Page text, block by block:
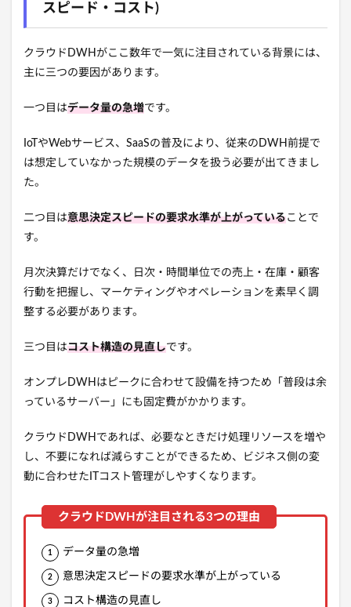
スピード・コスト)
クラウドDWHがここ数年で一気に注目されている背景には、
主に三つの要因があります。
一つ目はデータ量の急増です。
IoTやWebサービス、SaaSの普及により、従来のDWH前提で
は想定していなかった規模のデータを扱う必要が出てきまし
た。
二つ目は意思決定スピードの要求水準が上がっていることで
す。
月次決算だけでなく、日次・時間単位での売上・在庫・顧客
行動を把握し、マーケティングやオペレーションを素早く調
整する必要があります。
三つ目はコスト構造の見直しです。
オンプレDWHはピークに合わせて設備を持つため「普段は余
っているサーバー」にも固定費がかかります。
クラウドDWHであれば、必要なときだけ処理リソースを増や
し、不要になれば減らすことができるため、ビジネス側の変
動に合わせたITコスト管理がしやすくなります。
データ量の急増
意思決定スピードの要求水準が上がっている
コスト構造の見直し